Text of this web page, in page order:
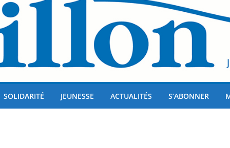
!
SOLIDARITÉ JEUNESSE ACTUALITÉS S’ABONNER